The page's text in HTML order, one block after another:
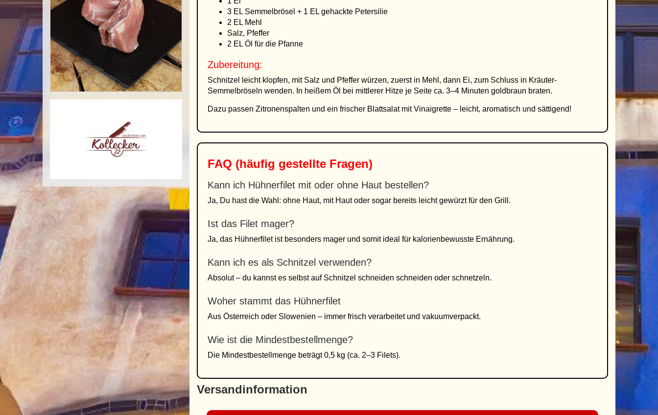
3 EL Semmelbrösel + 1 EL gehackte Petersilie
2 EL Mehl
Salz, Pfeffer
2 EL Öl für die Pfanne
Zubereitung:
Schnitzel leicht klopfen, mit Salz und Pfeffer würzen, zuerst in Mehl, dann Ei, zum Schluss in Kräuter-
Semmelbröseln wenden. In heißem Öl bei mittlerer Hitze je Seite ca. 3–4 Minuten goldbraun braten.
Dazu passen Zitronenspalten und ein frischer Blattsalat mit Vinaigrette – leicht, aromatisch und sättigend!
FAQ (häufig gestellte Fragen)
Kann ich Hühnerfilet mit oder ohne Haut bestellen?
Ja, Du hast die Wahl: ohne Haut, mit Haut oder sogar bereits leicht gewürzt für den Grill.
Ist das Filet mager?
Ja, das Hühnerfilet ist besonders mager und somit ideal für kalorienbewusste Ernährung.
Kann ich es als Schnitzel verwenden?
Absolut – du kannst es selbst auf Schnitzel schneiden schneiden oder schnetzeln.
Woher stammt das Hühnerfilet
Aus Österreich oder Slowenien – immer frisch verarbeitet und vakuumverpackt.
Wie ist die Mindestbestellmenge?
Die Mindestbestellmenge beträgt 0,5 kg (ca. 2–3 Filets).
Versandinformation